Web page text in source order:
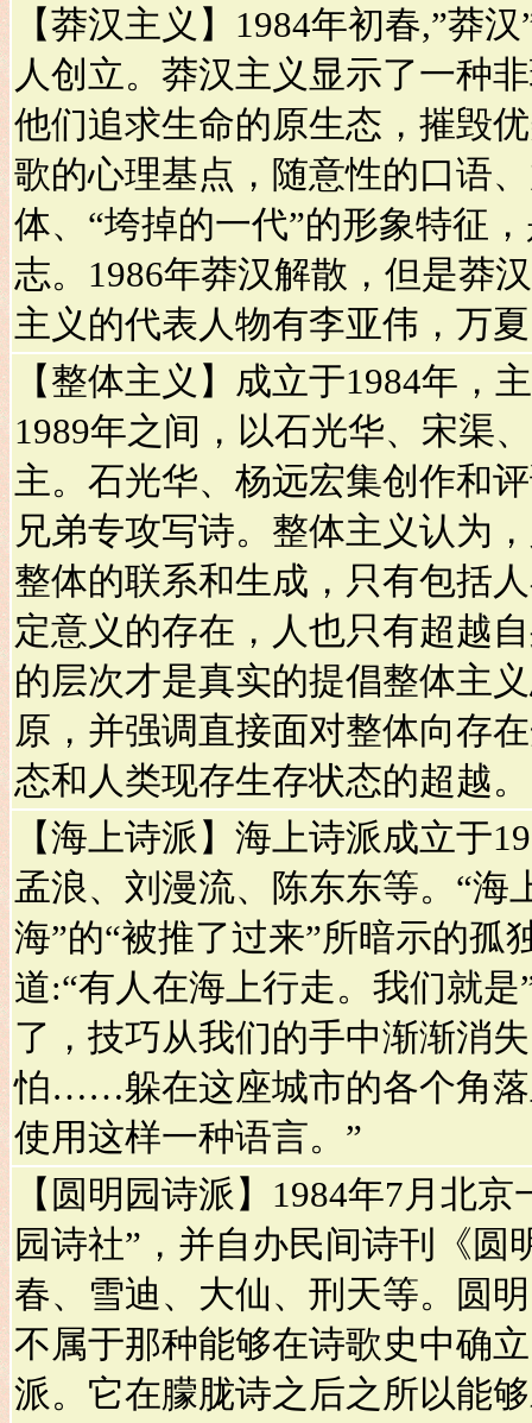
【莽汉主义】1984年初春,”莽
人创立。莽汉主义显示了一种
他们追求生命的原生态，摧毁
歌的心理基点，随意性的口语
体、“垮掉的一代”的形象特征
志。1986年莽汉解散，但是莽
主义的代表人物有李亚伟，万
【整体主义】成立于1984年，
1989年之间，以石光华、宋渠
主。石光华、杨远宏集创作和
兄弟专攻写诗。整体主义认为
整体的联系和生成，只有包括
定意义的存在，人也只有超越
的层次才是真实的提倡整体主
原，并强调直接面对整体向存
态和人类现存生存状态的超越。
【海上诗派】海上诗派成立于
孟浪、刘漫流、陈东东等。“海
海”的“被推了过来”所暗示的孤
道:“有人在海上行走。我们就
了，技巧从我们的手中渐渐消
怕……躲在这座城市的各个角落
使用这样一种语言。”
【圆明园诗派】1984年7月北
园诗社”，并自办民间诗刊《圆
春、雪迪、大仙、刑天等。圆
不属于那种能够在诗歌史中确
派。它在朦胧诗之后之所以能